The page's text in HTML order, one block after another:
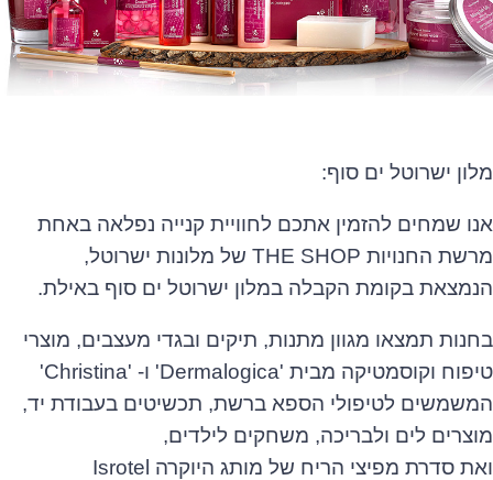
מלון ישרוטל ים סוף:
אנו שמחים להזמין אתכם לחוויית קנייה נפלאה באחת
מרשת החנויות THE SHOP של מלונות ישרוטל,
הנמצאת בקומת הקבלה במלון ישרוטל ים סוף באילת.
בחנות תמצאו מגוון מתנות, תיקים ובגדי מעצבים, מוצרי
טיפוח וקוסמטיקה מבית 'Dermalogica' ו- 'Christina'
המשמשים לטיפולי הספא ברשת, תכשיטים בעבודת יד,
מוצרים לים ולבריכה, משחקים לילדים,
ואת סדרת מפיצי הריח של מותג היוקרה Isrotel